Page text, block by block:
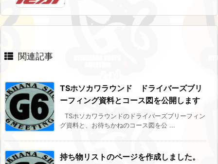
関連記事
TSホソカワラウンド ドライバーズブリ
ーフィング資料とコース図を公開します
TSホソカワラウンドのドライバーズブリーフィン
グ資料と、お待ちかねのコース図を公 ...
持ち物リストのページを作成しました。